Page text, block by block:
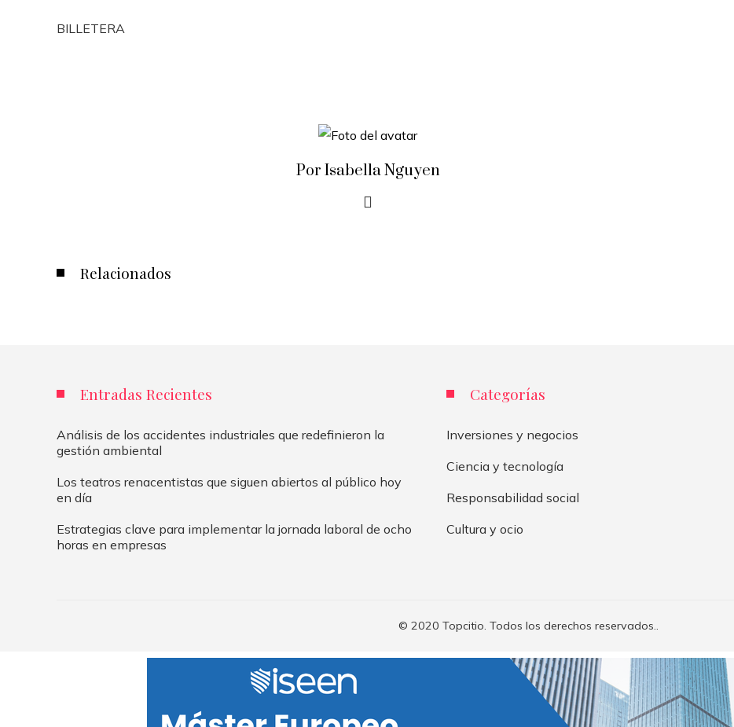
BILLETERA
Por Isabella Nguyen
Relacionados
Entradas Recientes
Análisis de los accidentes industriales que redefinieron la
gestión ambiental
Los teatros renacentistas que siguen abiertos al público hoy
en día
Estrategias clave para implementar la jornada laboral de ocho
horas en empresas
Categorías
Inversiones y negocios
Ciencia y tecnología
Responsabilidad social
Cultura y ocio
© 2020 Topcitio. Todos los derechos reservados..